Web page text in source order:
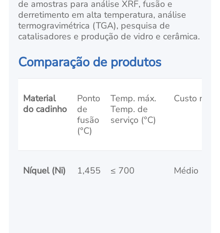
de amostras para análise XRF, fusão e
derretimento em alta temperatura, análise
termogravimétrica (TGA), pesquisa de
catalisadores e produção de vidro e cerâmica.
Comparação de produtos
Material
do cadinho
Ponto
de
fusão
(°C)
Temp. máx.
Temp. de
serviço (°C)
Custo
Níquel (Ni) 1,455 ≤ 700 Médio